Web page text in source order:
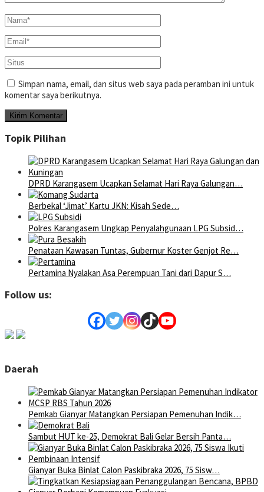
Simpan nama, email, dan situs web saya pada peramban ini untuk
komentar saya berikutnya.
Topik Pilihan
DPRD Karangasem Ucapkan Selamat Hari Raya Galungan…
Berbekal ‘Jimat’ Kartu JKN: Kisah Sede…
Polres Karangasem Ungkap Penyalahgunaan LPG Subsid…
Penataan Kawasan Tuntas, Gubernur Koster Genjot Re…
Pertamina Nyalakan Asa Perempuan Tani dari Dapur S…
Follow us:
Daerah
Pemkab Gianyar Matangkan Persiapan Pemenuhan Indik…
Sambut HUT ke-25, Demokrat Bali Gelar Bersih Panta…
Gianyar Buka Binlat Calon Paskibraka 2026, 75 Sisw…